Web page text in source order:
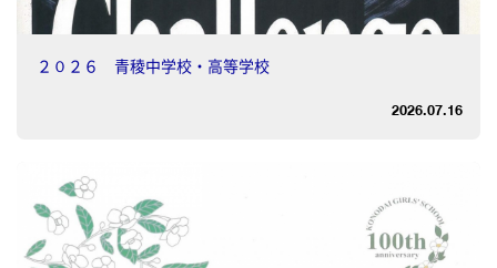
２０２６ 青稜中学校・高等学校
2026.07.16